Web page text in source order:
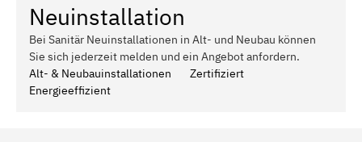
Neuinstallation
Bei Sanitär Neuinstallationen in Alt- und Neubau können
Sie sich jederzeit melden und ein Angebot anfordern.
Alt- & Neubauinstallationen
Zertifiziert
Energieeffizient